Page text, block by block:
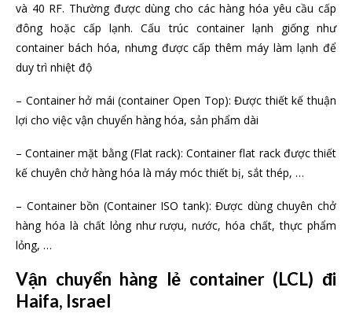
và 40 RF. Thường được dùng cho các hàng hóa yêu cầu cấp
đông hoặc cấp lạnh. Cấu trúc container lạnh giống như
container bách hóa, nhưng được cấp thêm máy làm lạnh để
duy trì nhiệt độ
– Container hở mái (container Open Top): Được thiết kế thuận
lợi cho việc vận chuyển hàng hóa, sản phẩm dài
– Container mặt bằng (Flat rack): Container flat rack được thiết
kế chuyên chở hàng hóa là máy móc thiết bị, sắt thép, …
– Container bồn (Container ISO tank): Được dùng chuyên chở
hàng hóa là chất lỏng như rượu, nước, hóa chất, thực phẩm
lỏng, …
Vận chuyển hàng lẻ container (LCL) đi
Haifa, Israel